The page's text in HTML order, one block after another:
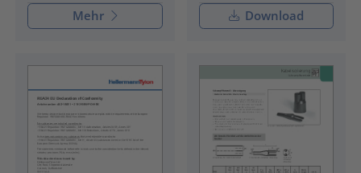
Mehr Download